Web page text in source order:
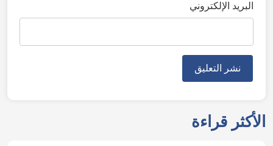
البريد الإلكتروني
الأكثر قراءة